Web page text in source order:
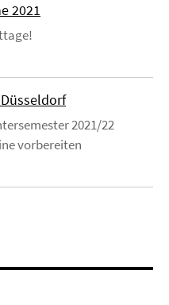
2021
2021/22
vorbereiten